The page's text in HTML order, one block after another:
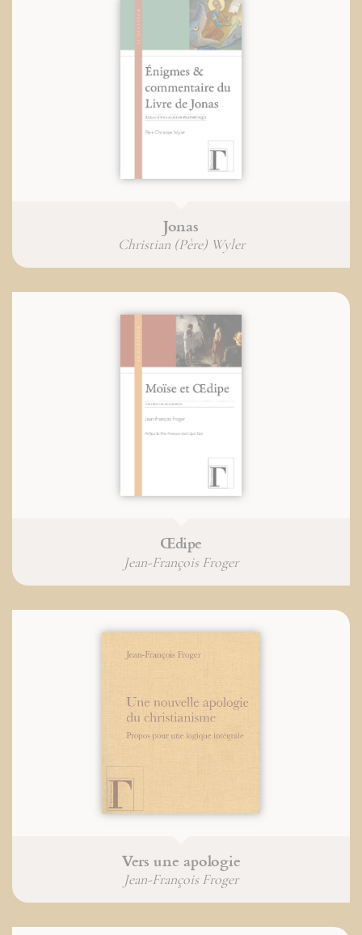
Jonas
Christian (Père) Wyler
Œdipe
Jean-François Froger
Vers une apologie
Jean-François Froger